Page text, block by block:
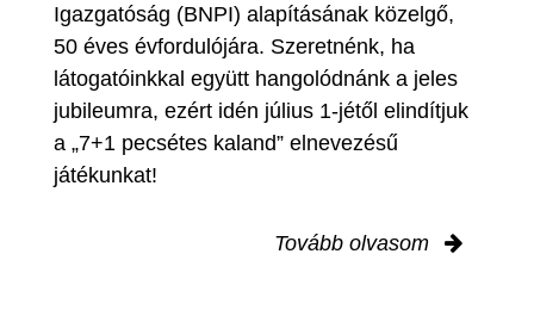
Igazgatóság (BNPI) alapításának közelgő,
50 éves évfordulójára. Szeretnénk, ha
látogatóinkkal együtt hangolódnánk a jeles
jubileumra, ezért idén július 1-jétől elindítjuk
a „7+1 pecsétes kaland” elnevezésű
játékunkat!
Tovább olvasom